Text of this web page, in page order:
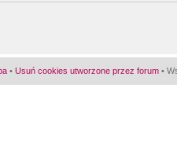
• Usuń cookies utworzone przez forum •